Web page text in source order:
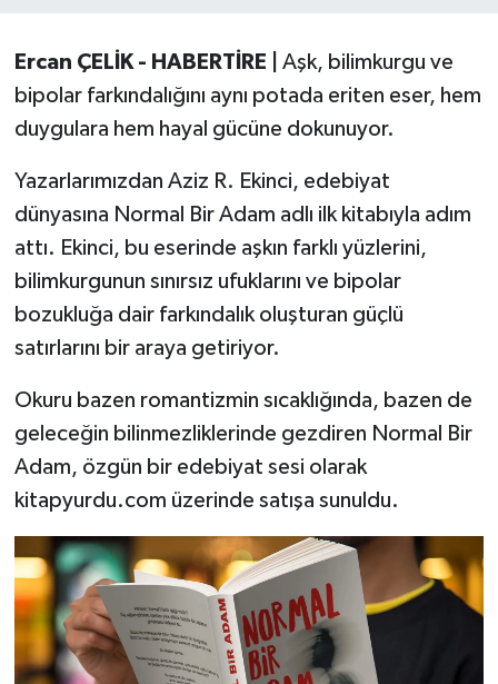
Ercan ÇELİK - HABERTİRE | Aşk, bilimkurgu ve
bipolar farkındalığını aynı potada eriten eser, hem
duygulara hem hayal gücüne dokunuyor.
Yazarlarımızdan Aziz R. Ekinci, edebiyat
dünyasına Normal Bir Adam adlı ilk kitabıyla adım
attı. Ekinci, bu eserinde aşkın farklı yüzlerini,
bilimkurgunun sınırsız ufuklarını ve bipolar
bozukluğa dair farkındalık oluşturan güçlü
satırlarını bir araya getiriyor.
Okuru bazen romantizmin sıcaklığında, bazen de
geleceğin bilinmezliklerinde gezdiren Normal Bir
Adam, özgün bir edebiyat sesi olarak
kitapyurdu.com üzerinde satışa sunuldu.